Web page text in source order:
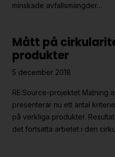
minskade avfallsmängder…
Mått på
produkter
5 december 2018
RE:Source-projektet Mätning
presenterar nu ett antal
på verkliga produkter.
det fortsatta arbetet i den